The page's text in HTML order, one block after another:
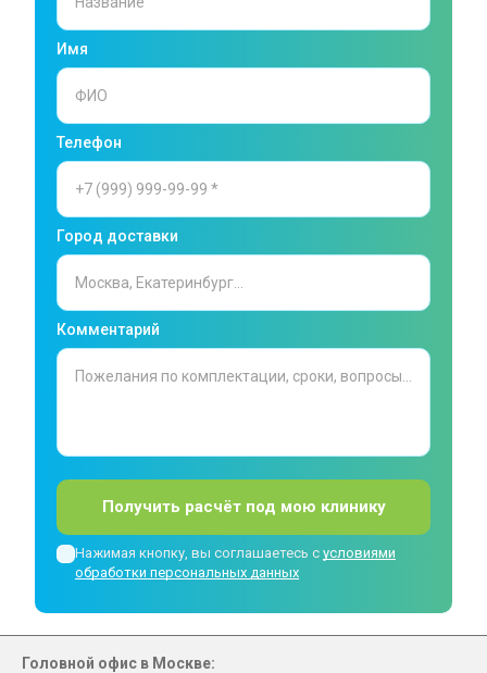
Имя
Телефон
Город доставки
Комментарий
Получить расчёт под мою клинику
Нажимая кнопку, вы соглашаетесь с условиями
обработки персональных данных
Головной офис в Москве: